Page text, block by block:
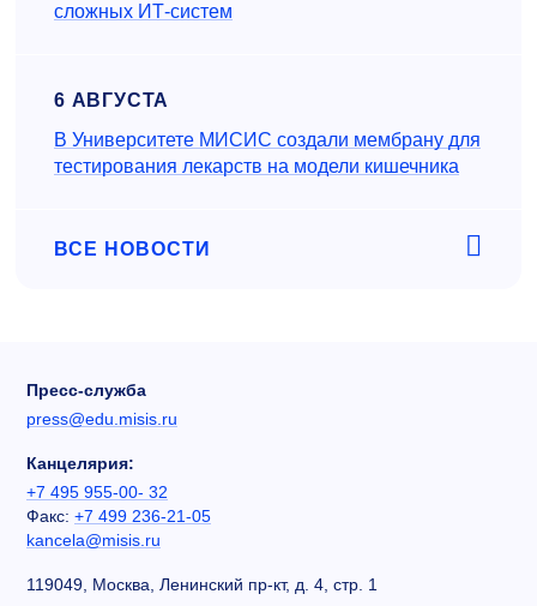
сложных ИТ-систем
6 АВГУСТА
В Университете МИСИС создали мембрану для
тестирования лекарств на модели кишечника
ВСЕ НОВОСТИ
Пресс-служба
press@edu.misis.ru
Канцелярия:
+7 495 955-00- 32
Факс: +7 499 236-21-05
kancela@misis.ru
119049, Москва, Ленинский пр-кт, д. 4, стр. 1